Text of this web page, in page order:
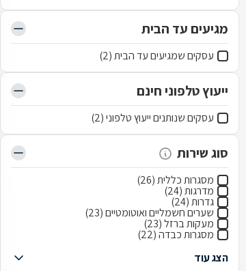
מגיעים עד הבית
עסקים שמגיעים עד הבית (2)
ייעוץ טלפוני חינם
עסקים שנותנים ייעוץ טלפוני (2)
סוג שירות
מסגרות כללית (26)
מדרגות (24)
גדרות (24)
שערים חשמליים ואוטומטיים (23)
מעקות ברזל (23)
מסגרות כבדה (22)
הצג עוד